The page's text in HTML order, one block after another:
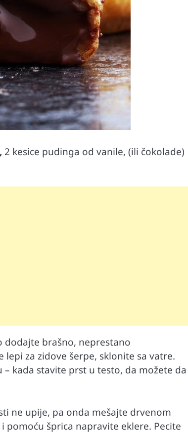
2 kesice pudinga od vanile, (ili čokolade)
dodajte brašno, neprestano
lepi za zidove šerpe, sklonite sa vatre.
kada stavite prst u testo, da možete da
ne upije, pa onda mešajte drvenom
šprica napravite eklere. Pecite
Mr D Fit
Međunarodni dan voća – Jedite
poslastice, ali umereno!